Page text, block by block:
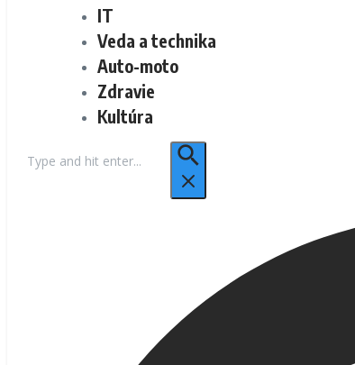
IT
Veda a technika
Auto-moto
Zdravie
Kultúra